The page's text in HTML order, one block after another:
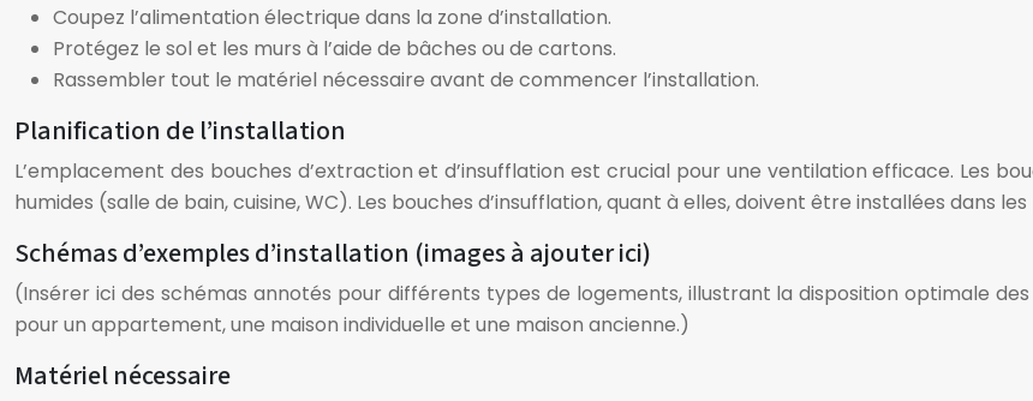
Coupez l’alimentation électrique dans la zone d’installation.
Protégez le sol et les murs à l’aide de bâches ou de cartons.
Rassembler tout le matériel nécessaire avant de commencer l’installation.
Planification de l’installation
L’emplacement des bouches d’extraction et d’insufflation est crucial pour une ventilation efficace. Les
humides (salle de bain, cuisine, WC). Les bouches d’insufflation, quant à elles, doivent être installées dans
Schémas d’exemples d’installation (images à ajouter ici)
(Insérer ici des schémas annotés pour différents types de logements, illustrant la disposition optimale
pour un appartement, une maison individuelle et une maison ancienne.)
Matériel nécessaire